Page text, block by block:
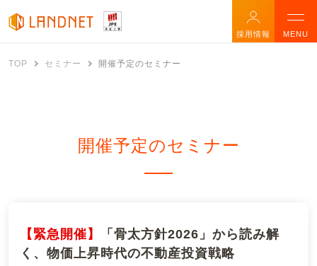
採用情報 MENU
TOP セミナー 開催予定のセミナー
開催予定のセミナー
【緊急開催】
「骨太方針2026」から読み解
く、物価上昇時代の不動産投資戦略